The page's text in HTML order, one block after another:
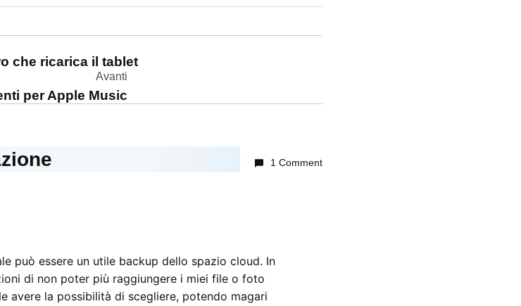
che ricarica il tablet
Avanti
per Apple Music
1 Comment
può essere un utile backup dello spazio cloud. In
di non poter più raggiungere i miei file o foto
avere la possibilità di scegliere, potendo magari